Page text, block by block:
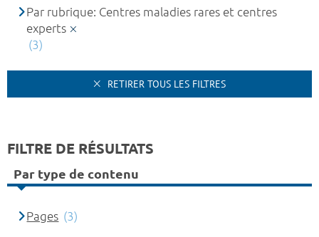
Par rubrique: Centres maladies rares et centres
experts
(3)
RETIRER TOUS LES FILTRES
FILTRE DE RÉSULTATS
Par type de contenu
Pages (3)